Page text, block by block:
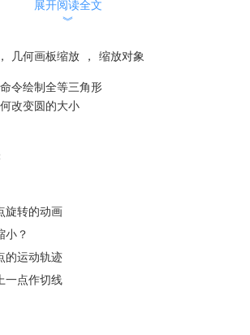
缩放参数为固定比对话框示例
放参数为标记比对话框示例
三种：
展开阅读全文
︾
， 几何画板缩放 ， 缩放对象
令绘制全等三角形
改变圆的大小
旋转的动画
小？
的运动轨迹
一点作切线